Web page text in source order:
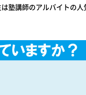
塾講師のアルバイトの